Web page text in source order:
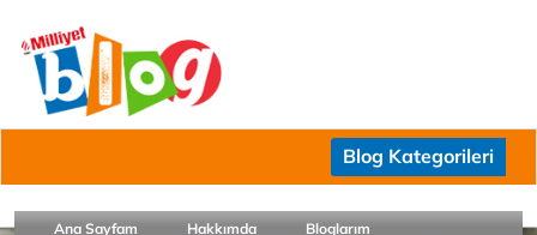
Blog Kategorileri
Ana Sayfam Hakkımda Bloglarım